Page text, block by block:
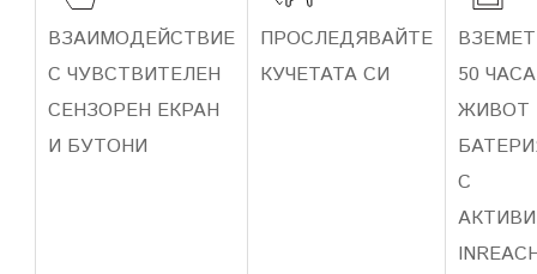
ВЗАИМОДЕЙСТВИЕ
С ЧУВСТВИТЕЛЕН
СЕНЗОРЕН ЕКРАН
И БУТОНИ
ПРОСЛЕДЯВАЙТЕ
КУЧЕТАТА СИ
50 ЧАСА
ЖИВОТ
С